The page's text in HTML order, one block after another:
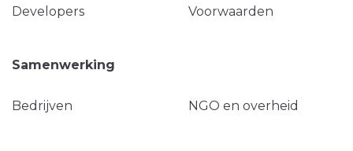
Developers Voorwaarden
Samenwerking
Bedrijven NGO en overheid